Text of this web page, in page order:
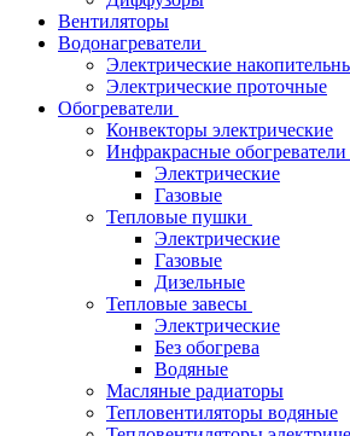
Вентиляторы
Водонагреватели
Электрические
Электрические проточные
Обогреватели
Конвекторы электрические
Инфракрасные обогреватели
Электрические
Газовые
Тепловые пушки
Электрические
Газовые
Дизельные
Тепловые завесы
Электрические
Без обогрева
Водяные
Масляные радиаторы
Тепловентиляторы водяные